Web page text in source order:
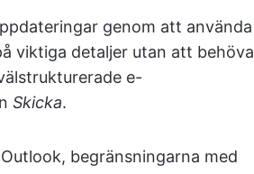
genom att använda
viktiga detaljer utan att behöva
e-
Skicka.
begränsningarna med